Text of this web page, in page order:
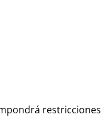
restricciones